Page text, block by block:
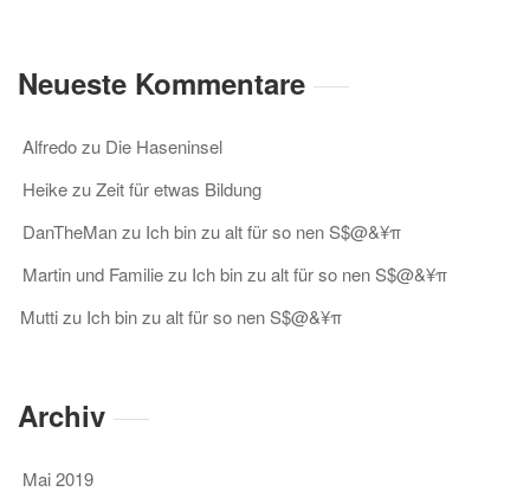
Neueste Kommentare
Alfredozu Die Haseninsel
HeikezuZeit für etwas Bildung
DanTheManzu Ich bin zu alt für so nen S$@&¥π
Martin und Familiezu Ich bin zu alt für so nen S$@&¥π
Muttizu Ich bin zu alt für so nen S$@&¥π
Archiv
Mai 2019